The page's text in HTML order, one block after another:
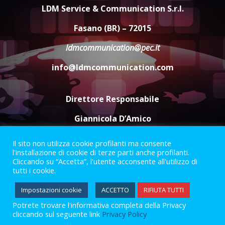
appuntamento con “Fasano in
7 Agosto 2026 06:05
LDM Service & Communication S.r.l.
Fasano (BR) – 72015
ldmcommunication@pec.it
info@ldmcommunication.com
Direttore Responsabile
Giannicola D’Amico
Termini e Condizioni
Privacy Policy
Informazioni Legali
Facebook
Instagram
Youtube
2023 © Gofasano|Powered byCreativestudio
Il sito non utilizza cookie profilanti ma consente
l'installazione di cookie di terze parti anche profilanti.
Cliccando su “Accetta”, l'utente acconsente all'utilizzo di
tutti i cookie.
Impostazioni cookie ACCETTO RIFIUTA TUTTI
Potrete trovare l'informativa completa della Privacy
cliccando sul seguente link Privacy Policy